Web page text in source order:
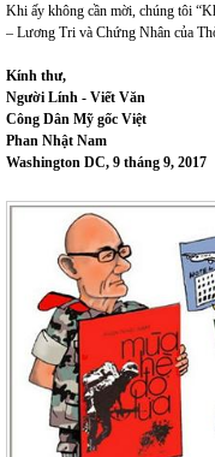
Khi ấy không cần mời, chúng tôi
– Lương Tri và Chứng Nhân của
Kính thư,
Người Lính - Viết Văn
Công Dân Mỹ gốc Việt
Phan Nhật Nam
Washington DC, 9 tháng 9, 2017